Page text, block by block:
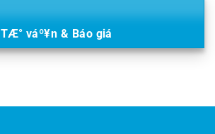
TÆ° váº¥n & Báo giá